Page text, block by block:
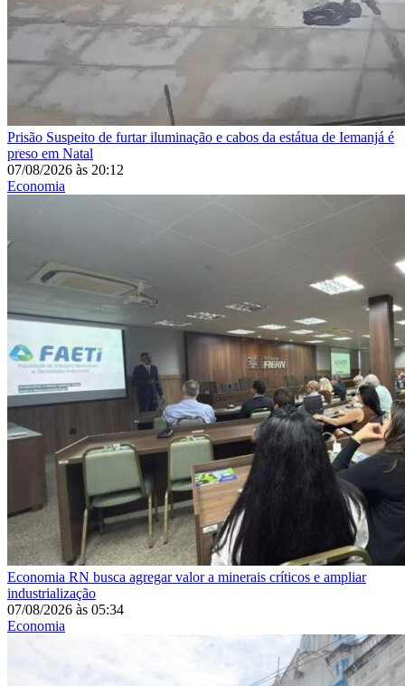
Prisão Suspeito de furtar iluminação e cabos da estátua de Iemanjá é
preso em Natal
07/08/2026 às 20:12
Economia
Economia RN busca agregar valor a minerais críticos e ampliar
industrialização
07/08/2026 às 05:34
Economia